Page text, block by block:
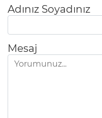
Adınız Soyadınız
Mesaj